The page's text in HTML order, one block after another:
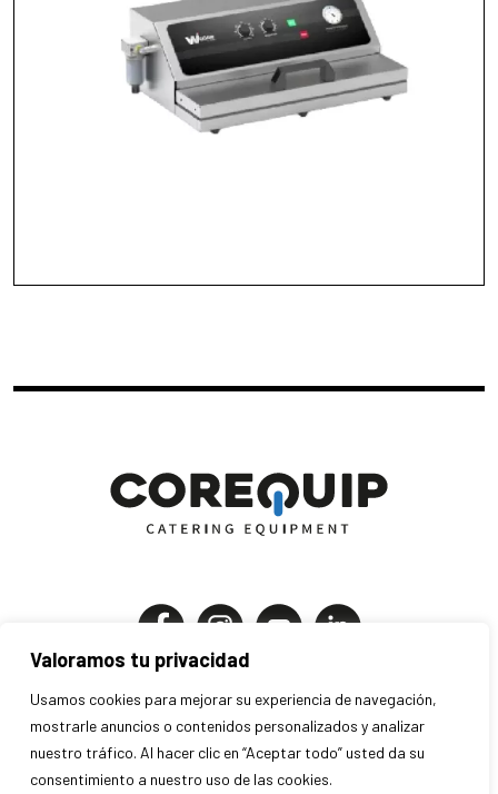
Valoramos tu privacidad
Usamos cookies para mejorar su experiencia de navegación,
mostrarle anuncios o contenidos personalizados y analizar
nuestro tráfico. Al hacer clic en “Aceptar todo” usted da su
consentimiento a nuestro uso de las cookies.
Corequip Catering Equipment S.A
P.I. Els Mollons | C. Traginers 7-9
46970 Alaquàs . Valencia . España
+34 963 707 280 · info@corequip.es